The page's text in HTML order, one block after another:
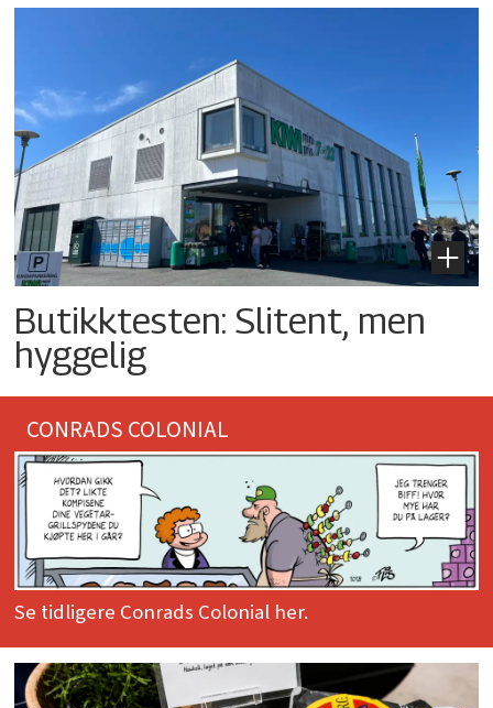
Butikktesten: Slitent, men
hyggelig
CONRADS COLONIAL
Se tidligere Conrads Colonial her.